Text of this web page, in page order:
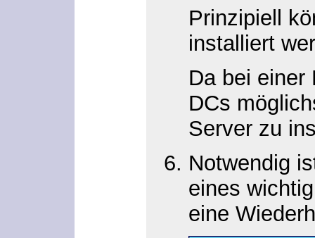
Prinzipiell
installiert
Da bei einer
DCs
Server zu
Notwendig
eines
eine